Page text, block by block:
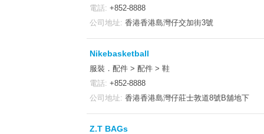
電話: +852-8888
公司地址: 香港香港島灣仔交加街3號
Nikebasketball
服裝．配件 > 配件 > 鞋
電話: +852-8888
公司地址: 香港香港島灣仔莊士敦道8號B舖地下
Z.T BAGs